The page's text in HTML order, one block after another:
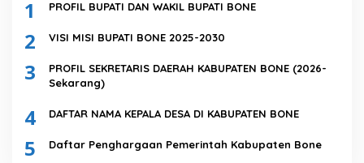
1 PROFIL BUPATI DAN WAKIL BUPATI BONE
2 VISI MISI BUPATI BONE 2025-2030
3
PROFIL SEKRETARIS DAERAH KABUPATEN BONE (2026-
Sekarang)
4 DAFTAR NAMA KEPALA DESA DI KABUPATEN BONE
5 Daftar Penghargaan Pemerintah Kabupaten Bone